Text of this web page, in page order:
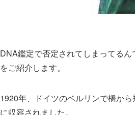
DNA鑑定で否定されてしまってる
をご紹介します。
1920年、ドイツのベルリンで橋か
に収容されました。